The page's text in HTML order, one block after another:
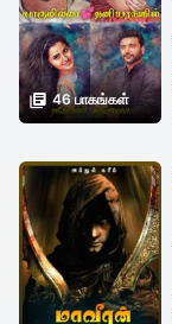
 46 பாகங்கள்